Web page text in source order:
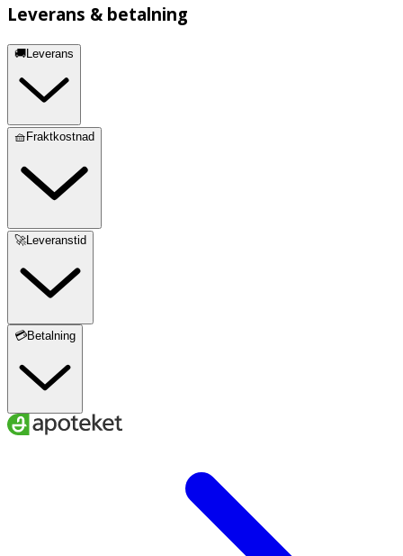
Leverans & betalning
🚚Leverans
🧺Fraktkostnad
🚀Leveranstid
💳Betalning